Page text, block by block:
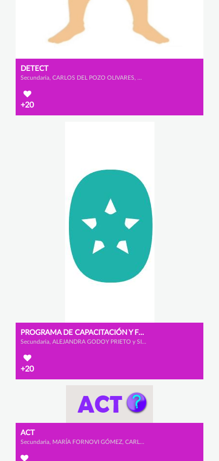
DETECT
Secundaria, CARLOS DEL POZO OLIVARES, MARCOS BRICEÑO NUEVO y ÁLVARO SANTAMARTA DE SANTOS
+20
PROGRAMA DE CAPACITACIÓN Y FORMACIÓN
Secundaria, ALEJANDRA GODOY PRIETO y SILVIA RELAÑO RECIO
+20
ACT
Secundaria, MARÍA FORNOVI GÓMEZ, CARLOTA LOPEZ ALBRECHT y LARA IGLESIAS PÉREZ